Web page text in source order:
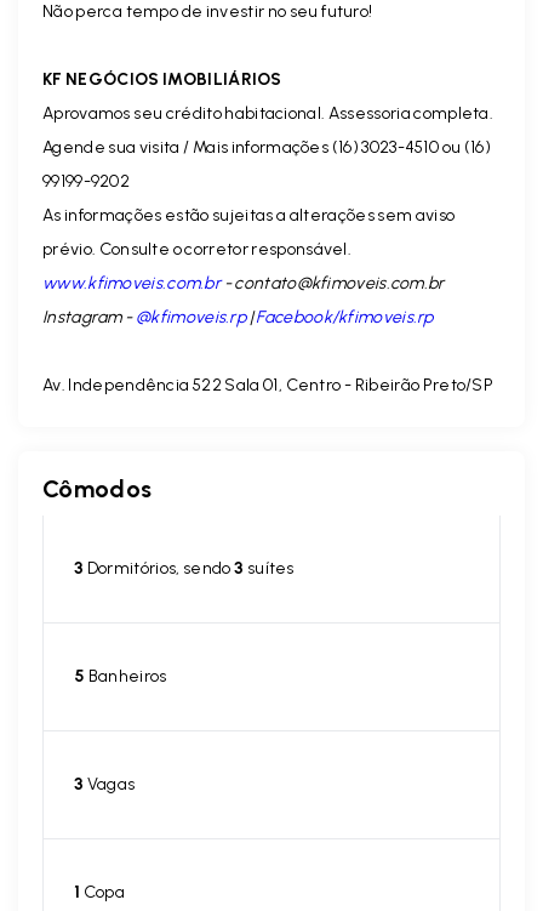
Não perca tempo de investir no seu futuro!
KF NEGÓCIOS IMOBILIÁRIOS
Aprovamos seu crédito habitacional. Assessoria completa.
Agende sua visita / Mais informações (16) 3023-4510 ou (16)
99199-9202
As informações estão sujeitas a alterações sem aviso
prévio. Consulte o corretor responsável.
www.kfimoveis.com.br-contato@kfimoveis.com.br
Instagram -@kfimoveis.rp|Facebook/kfimoveis.rp
Av. Independência 522 Sala 01, Centro - Ribeirão Preto/SP
Cômodos
3 Dormitórios, sendo3 suítes
5 Banheiros
3 Vagas
1 Copa